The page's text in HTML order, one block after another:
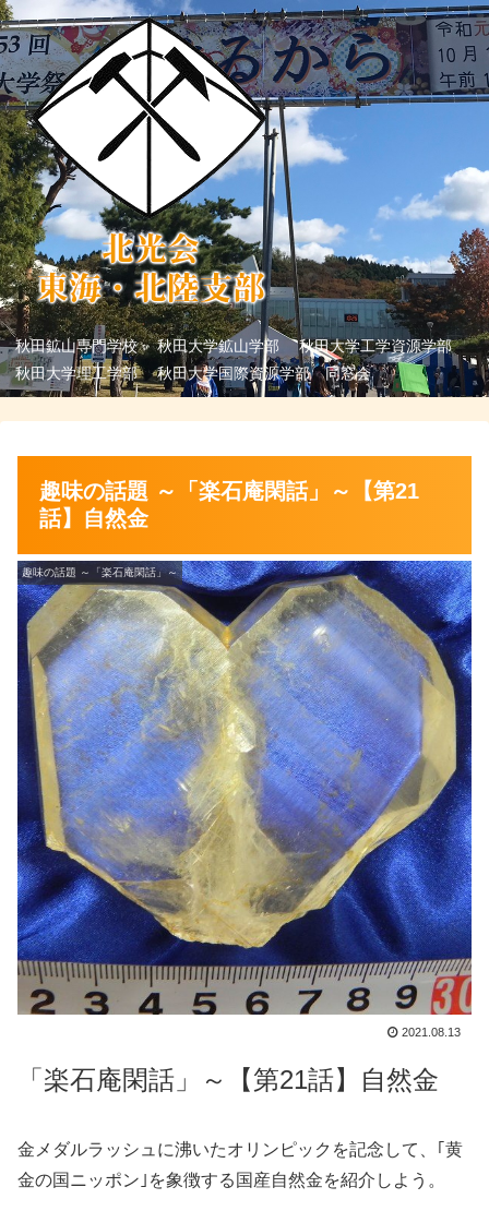
秋田鉱山専門学校 秋田大学鉱山学部 秋田大学工学資源学部
秋田大学理工学部 秋田大学国際資源学部 同窓会
趣味の話題 ～「楽石庵閑話」～【第21
話】自然金
趣味の話題 ～「楽石庵閑話」～
2021.08.13
「楽石庵閑話」～【第21話】自然金
金メダルラッシュに沸いたオリンピックを記念して、｢黄
金の国ニッポン｣を象徴する国産自然金を紹介しよう。